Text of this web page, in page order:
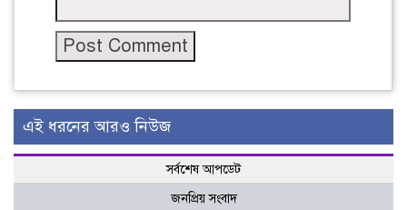
এই ধরনের আরও নিউজ
সর্বশেষ আপডেট
জনপ্রিয় সংবাদ